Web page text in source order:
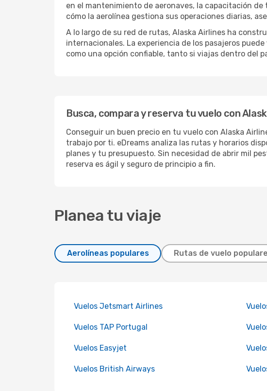
en el mantenimiento de aeronaves, la capacitación
cómo la aerolínea gestiona sus operaciones diarias,
A lo largo de su red de rutas, Alaska Airlines ha
internacionales. La experiencia de los pasajeros
como una opción confiable, tanto si viajas dentro del
Busca, compara y reserva tu vuelo con
Conseguir un buen precio en tu vuelo con Alaska
trabajo por ti. eDreams analiza las rutas y horarios
planes y tu presupuesto. Sin necesidad de abrir mil
reserva es ágil y seguro de principio a fin.
Planea tu viaje
Aerolíneas populares Rutas de vuelo
Vuelos Jetsmart Airlines
Vuelos TAP Portugal
Vuelos Easyjet
Vuelos British Airways